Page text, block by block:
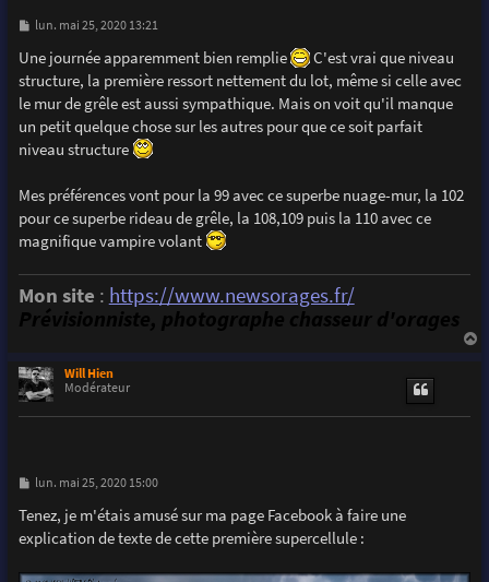
M
s
s
a
e
lun. mai 25, 2020 13:21
Une journée apparemment bien remplie
C'est vrai que niveau
structure, la première ressort nettement du lot, même si celle avec
le mur de grêle est aussi sympathique. Mais on voit qu'il manque
un petit quelque chose sur les autres pour que ce soit parfait
niveau structure
Mes préférences vont pour la 99 avec ce superbe nuage-mur, la 102
pour ce superbe rideau de grêle, la 108,109 puis la 110 avec ce
magnifique vampire volant
Mon site : https://www.newsorages.fr/
Prévisionniste, photographe chasseur d'orages
Will Hien
Modérateur
M
s
s
a
lun. mai 25, 2020 15:00
Tenez, je m'étais amusé sur ma page Facebook à faire une
explication de texte de cette première supercellule :